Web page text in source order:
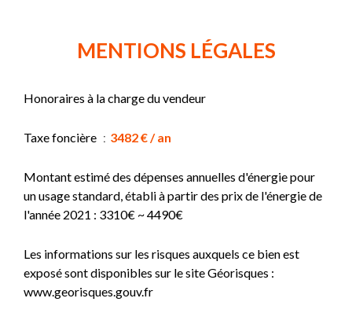
MENTIONS LÉGALES
Honoraires à la charge du vendeur
Taxe foncière 3482 € / an
Montant estimé des dépenses annuelles d'énergie pour
un usage standard, établi à partir des prix de l'énergie de
l'année 2021 : 3310€ ~ 4490€
Les informations sur les risques auxquels ce bien est
exposé sont disponibles sur le site Géorisques :
www.georisques.gouv.fr